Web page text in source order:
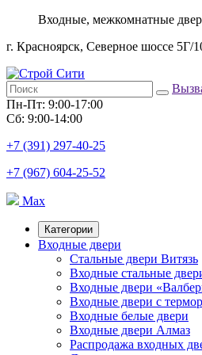
Входные, межкомнатные
г. Красноярск, Северное шоссе 5Г/
Пн-Пт: 9:00-17:00
Сб: 9:00-14:00
+7 (391) 297-40-25
+7 (967) 604-25-52
Max
Категории
Входные двери
Стальные двери Витязь
Входные стальные
Входные двери
Входные двери с
Входные белые двери
Входные двери Алмаз
Распродажа входных